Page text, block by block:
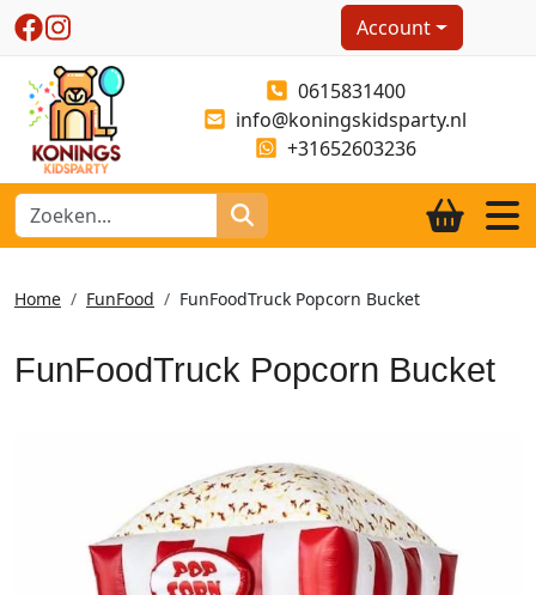
Account
0615831400
info@koningskidsparty.nl
+31652603236
Home FunFood FunFoodTruck Popcorn Bucket
FunFoodTruck Popcorn Bucket